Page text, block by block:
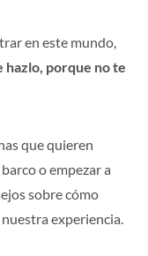
en este mundo,
hazlo, porque no te
que quieren
o empezar a
sobre cómo
experiencia.